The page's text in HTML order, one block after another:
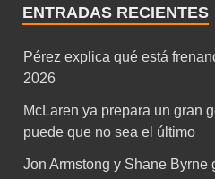
ENTRADAS RECIENTES
Pérez explica qué está
2026
McLaren ya prepara un gran
puede que no sea el último
Jon Armstong y Shane Byrne